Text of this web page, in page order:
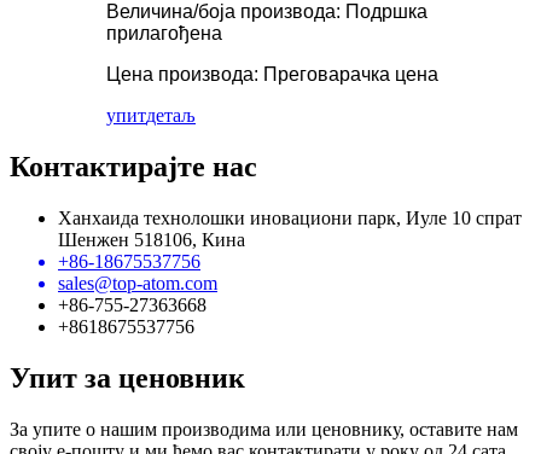
Величина/боја производа: Подршка
прилагођена
Цена производа: Преговарачка цена
упитдетаљ
Контактирајте нас
Ханхаида технолошки иновациони парк, Иуле 10 спрат
Шенжен 518106, Кина
+86-18675537756
sales@top-atom.com
+86-755-27363668
+8618675537756
Упит за ценовник
За упите о нашим производима или ценовнику, оставите нам